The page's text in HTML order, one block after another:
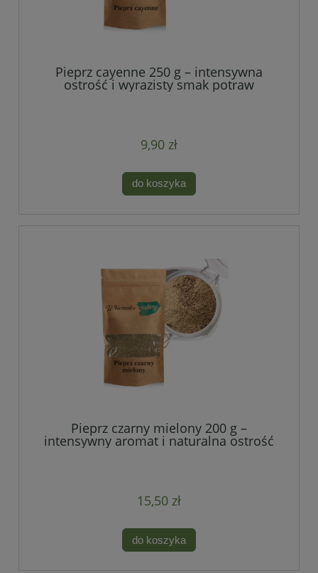
Pieprz cayenne 250 g – intensywna
ostrość i wyrazisty smak potraw
9,90 zł
do koszyka
Pieprz czarny mielony 200 g –
intensywny aromat i naturalna ostrość
15,50 zł
do koszyka